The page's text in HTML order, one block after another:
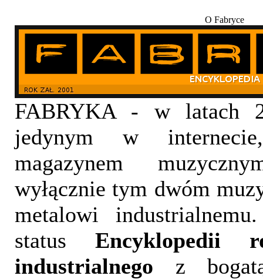
O Fabryce
FABRYKA - w latach
jedynym w
magazynem
wyłącznie tym dwóm
metalowi
status Encyklopedii
industrialnego z